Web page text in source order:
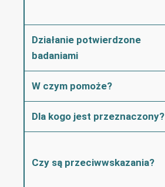
Działanie potwierdzone
badaniami
W czym pomoże?
Dla kogo jest przeznaczony?
Czy są przeciwwskazania?